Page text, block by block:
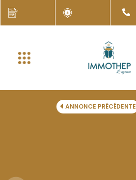
ANNONCE PRÉCÉDENTE